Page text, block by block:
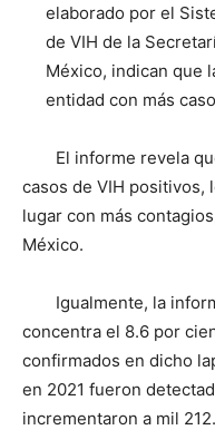
elaborado por el
de VIH de la
México, indican que
entidad con más
El informe revela
casos de VIH positivos,
lugar con más
México.
Igualmente, la
concentra el 8.6 por
confirmados en dicho
en 2021 fueron
incrementaron a mil 212.